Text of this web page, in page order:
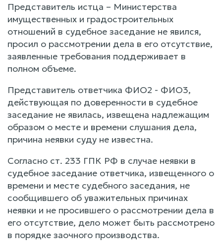
Представитель истца – Министерства
имущественных и градостроительных
отношений в судебное заседание не явился,
просил о рассмотрении дела в его отсутствие,
заявленные требования поддерживает в
полном объеме.
Представитель ответчика ФИО2 - ФИО3,
действующая по доверенности в судебное
заседание не явилась, извещена надлежащим
образом о месте и времени слушания дела,
причина неявки суду не известна.
Согласно ст. 233 ГПК РФ в случае неявки в
судебное заседание ответчика, извещенного о
времени и месте судебного заседания, не
сообщившего об уважительных причинах
неявки и не просившего о рассмотрении дела в
его отсутствие, дело может быть рассмотрено
в порядке заочного производства.